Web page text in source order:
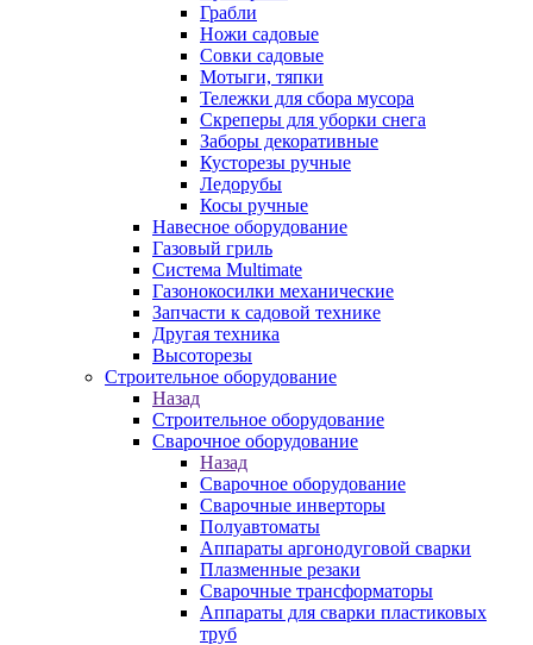
Грабли
Ножи садовые
Совки садовые
Мотыги, тяпки
Тележки для сбора мусора
Скреперы для уборки снега
Заборы декоративные
Кусторезы ручные
Ледорубы
Косы ручные
Навесное оборудование
Газовый гриль
Система Multimate
Газонокосилки механические
Запчасти к садовой технике
Другая техника
Высоторезы
Строительное оборудование
Назад
Строительное оборудование
Сварочное оборудование
Назад
Сварочное оборудование
Сварочные инверторы
Полуавтоматы
Аппараты аргонодуговой сварки
Плазменные резаки
Сварочные трансформаторы
Аппараты для сварки пластиковых
труб